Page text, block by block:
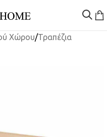
Χώρου/Τραπέζια